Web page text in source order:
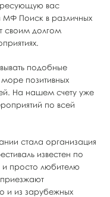
вас
Поиск в различных
своим долгом
подобные
позитивных
На нашем счету уже
по всей
стала организация
известен по
просто любителю
и из зарубежных